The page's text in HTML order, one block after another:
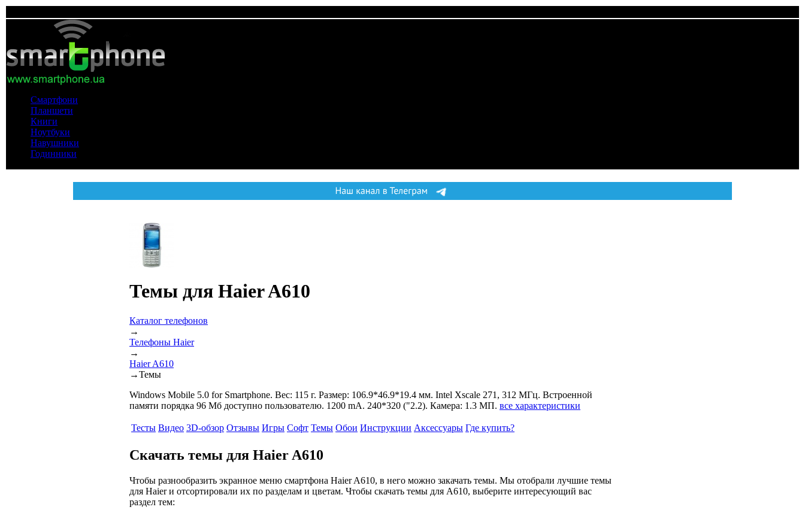
Смартфони
Планшети
Книги
Ноутбуки
Навушники
Годинники
Темы для Haier A610
Каталог телефонов
→
Телефоны Haier
→
Haier A610
→Темы
Windows Mobile 5.0 for Smartphone. Вес: 115 г. Размер: 106.9*46.9*19.4 мм. Intel Xscale 271, 312 МГц. Встроенной
памяти порядка 96 Мб доступно пользователю. 1200 mA. 240*320 ("2.2). Камера: 1.3 МП. все характеристики
Тесты Видео 3D-обзор Отзывы Игры Софт Темы Обои Инструкции Аксессуары Где купить?
Скачать темы для Haier A610
Чтобы разнообразить экранное меню смартфона Haier A610, в него можно закачать темы. Мы отобрали лучшие темы
для Haier и отсортировали их по разделам и цветам. Чтобы скачать темы для A610, выберите интересующий вас
раздел тем: